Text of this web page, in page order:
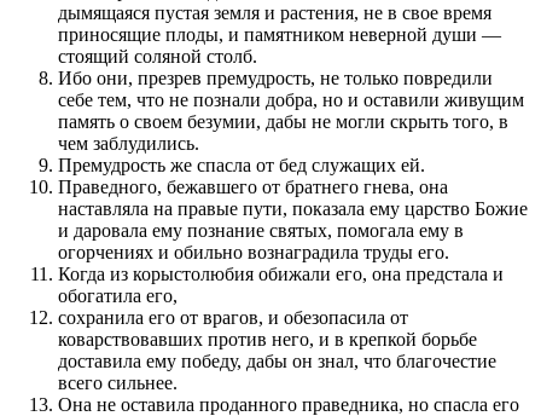
дымящаяся пустая земля и растения, не в свое время
приносящие плоды, и памятником неверной души —
стоящий соляной столб.
Ибо они, презрев премудрость, не только повредили
себе тем, что не познали добра, но и оставили живущим
память о своем безумии, дабы не могли скрыть того, в
чем заблудились.
Премудрость же спасла от бед служащих ей.
Праведного, бежавшего от братнего гнева, она
наставляла на правые пути, показала ему царство Божие
и даровала ему познание святых, помогала ему в
огорчениях и обильно вознаградила труды его.
Когда из корыстолюбия обижали его, она предстала и
обогатила его,
сохранила его от врагов, и обезопасила от
коварствовавших против него, и в крепкой борьбе
доставила ему победу, дабы он знал, что благочестие
всего сильнее.
Она не оставила проданного праведника, но спасла его